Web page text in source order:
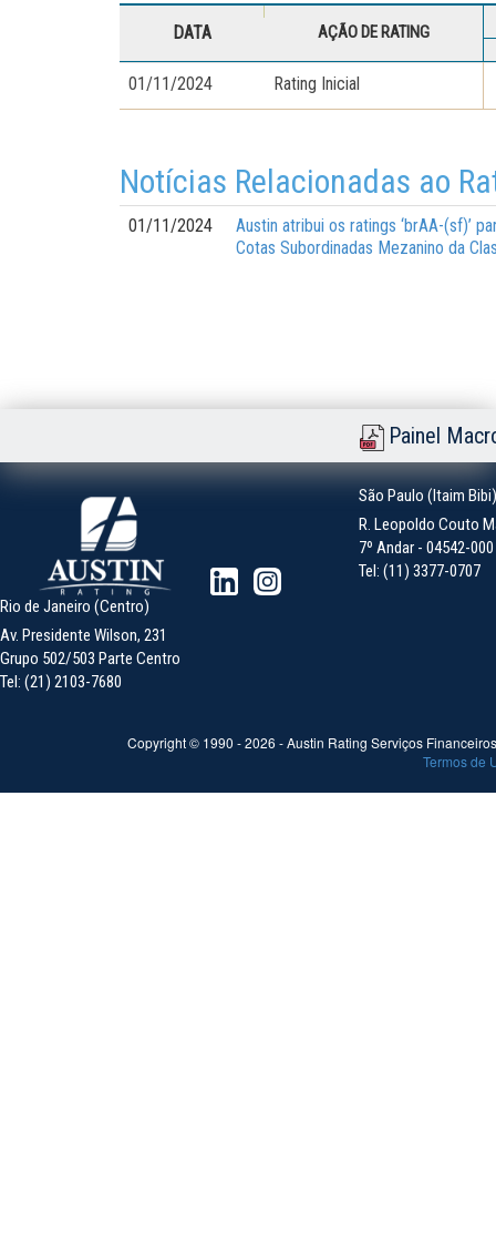
DATA AÇÃO DE RATING
01/11/2024 Rating Inicial
Notícias Relacionadas ao
01/11/2024
Austin atribui os ratings ‘brAA-(sf)’
Cotas Subordinadas Mezanino da
Painel
São Paulo (Itaim Bibi)
R. Leopoldo Couto
7º Andar - 04542-
Tel: (11) 3377-0707
Rio de Janeiro (Centro)
Av. Presidente Wilson, 231
Grupo 502/503 Parte Centro
Tel: (21) 2103-7680
Copyright © 1990 -2026 - Austin Rating Serviços
Termos de